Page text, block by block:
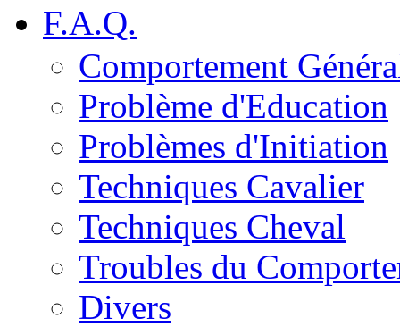
F.A.Q.
Comportement
Problème d'Education
Problèmes d'Initiation
Techniques Cavalier
Techniques Cheval
Troubles du
Divers